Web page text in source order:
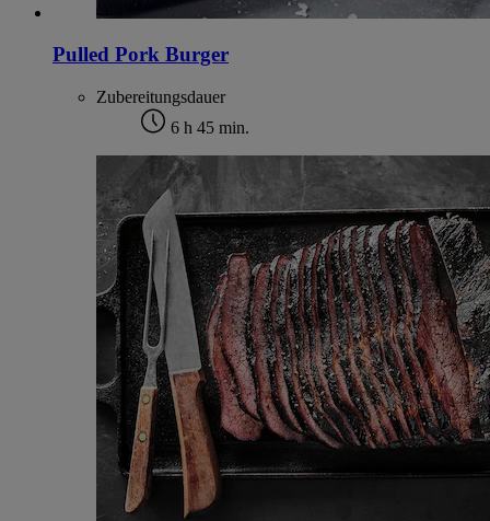
Pulled Pork Burger
Zubereitungsdauer
6 h 45 min.